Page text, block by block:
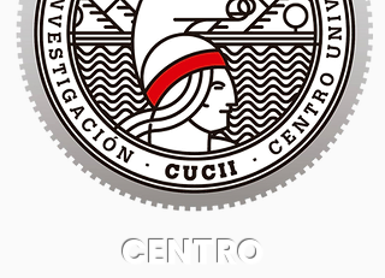
CENTRO